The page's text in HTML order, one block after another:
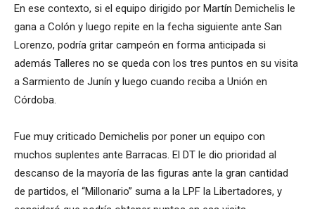
En ese contexto, si el equipo dirigido por Martín Demichelis le
gana a Colón y luego repite en la fecha siguiente ante San
Lorenzo, podría gritar campeón en forma anticipada si
además Talleres no se queda con los tres puntos en su visita
a Sarmiento de Junín y luego cuando reciba a Unión en
Córdoba.
Fue muy criticado Demichelis por poner un equipo con
muchos suplentes ante Barracas. El DT le dio prioridad al
descanso de la mayoría de las figuras ante la gran cantidad
de partidos, el “Millonario” suma a la LPF la Libertadores, y